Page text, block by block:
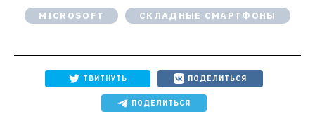
MICROSOFT СКЛАДНЫЕ СМАРТФОНЫ
ТВИТНУТЬ ПОДЕЛИТЬСЯ
ПОДЕЛИТЬСЯ